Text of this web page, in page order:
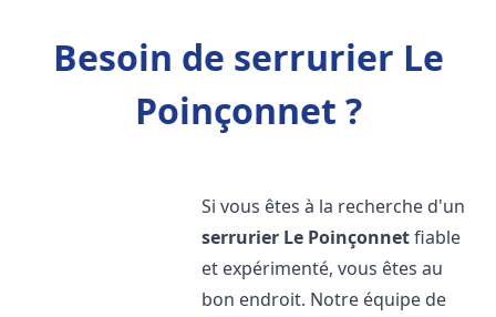
Besoin de serrurier Le
Poinçonnet ?
Si vous êtes à la recherche d'un
serrurier Le Poinçonnetfiable
et expérimenté, vous êtes au
bon endroit. Notre équipe de